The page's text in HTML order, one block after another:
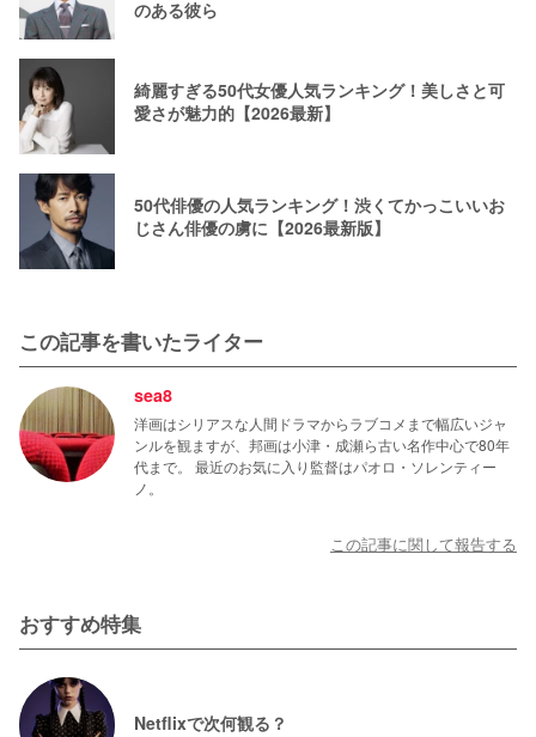
のある彼ら
綺麗すぎる50代女優人気ランキング！美しさと可
愛さが魅力的【2026最新】
50代俳優の人気ランキング！渋くてかっこいいお
じさん俳優の虜に【2026最新版】
この記事を書いたライター
sea8
洋画はシリアスな人間ドラマからラブコメまで幅広いジャ
ンルを観ますが、邦画は小津・成瀬ら古い名作中心で80年
代まで。 最近のお気に入り監督はパオロ・ソレンティー
ノ。
この記事に関して報告する
おすすめ特集
Netflixで次何観る？